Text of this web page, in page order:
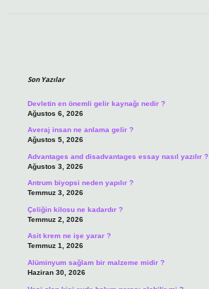
Son Yazılar
Devletin en önemli gelir kaynağı nedir ?
Ağustos 6, 2026
Averaj insan ne anlama gelir ?
Ağustos 5, 2026
Advantages and disadvantages essay nasıl yazılır ?
Ağustos 3, 2026
Antrum biyopsi neden yapılır ?
Temmuz 3, 2026
Çeliğin kilosu ne kadardır ?
Temmuz 2, 2026
Asit krem ne işe yarar ?
Temmuz 1, 2026
Alüminyum sağlam bir malzeme midir ?
Haziran 30, 2026